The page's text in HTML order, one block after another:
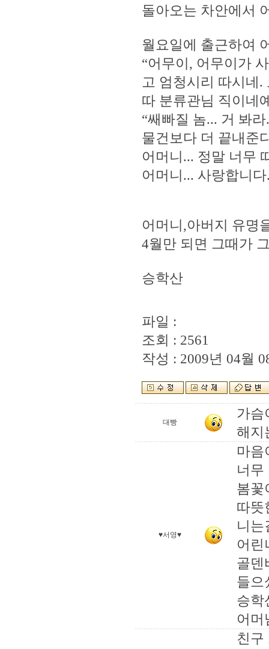
돌아오는 차안에서
월요일에 출근하여
“어무이, 어무이가
고 엄청시리 따시네.
따 분류관님 직이네
“쌔빠질 놈... 거 봐
물건보다 더 끝내준
어머니... 정말 너무
어머니... 사랑합니다
어머니,아버지 유명
4월만 되면 그때가
승학산
파일 :
조회 : 2561
작성 : 2009년 04월
대빵
가슴
해지
♥서영♥
마음
너무
봄꽃
따뜻
니는
어린
골
들으
승학
어머
친구